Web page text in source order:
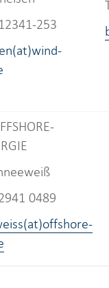
253
0489